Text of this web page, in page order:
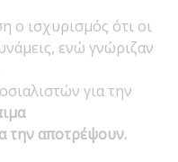
ο ισχυρισμός ότι οι
ενώ γνώριζαν
για την
την αποτρέψουν.